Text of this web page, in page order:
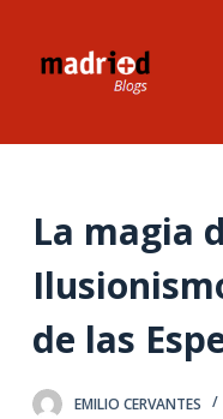
a
n
e
La magia
de las
EMILIO CERVANTES